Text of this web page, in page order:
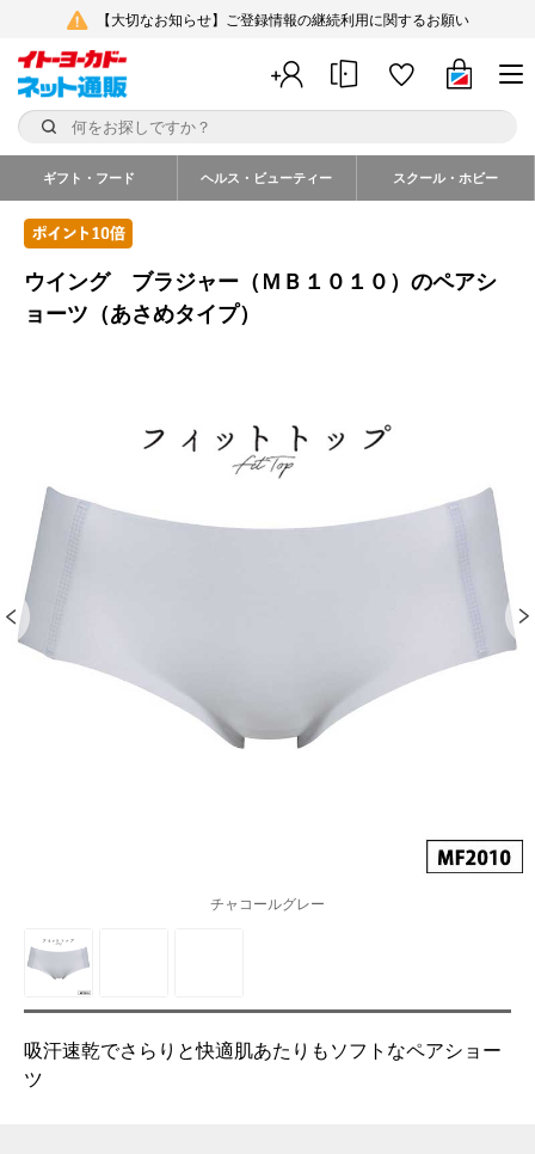
【大切なお知らせ】ご登録情報の継続利用に関するお願い
ギフト・フード ヘルス・ビューティー スクール・ホビー
ウイング ブラジャー（ＭＢ１０１０）のペアシ
ョーツ（あさめタイプ）
チャコールグレー
吸汗速乾でさらりと快適肌あたりもソフトなペアショー
ツ